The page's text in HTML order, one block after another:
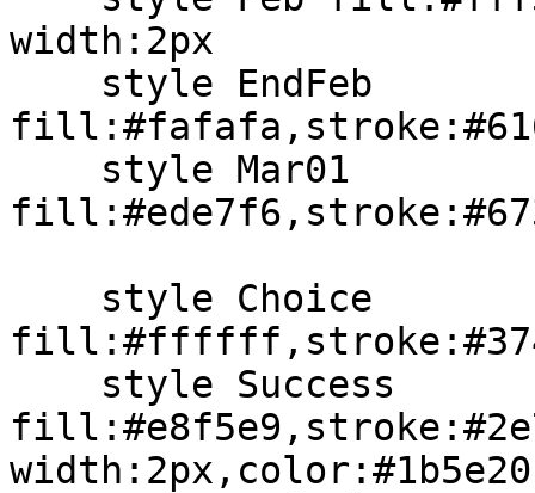
width:2px
width:2px,color:#1b5e20